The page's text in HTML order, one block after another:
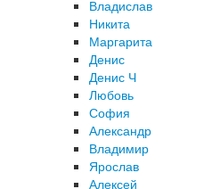
Владислав
Никита
Маргарита
Денис
Денис Ч
Любовь
София
Александр
Владимир
Ярослав
Алексей